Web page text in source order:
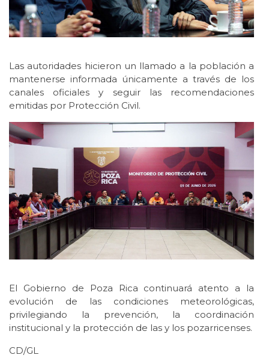
Las autoridades hicieron un llamado a la población a
mantenerse informada únicamente a través de los
canales oficiales y seguir las recomendaciones
emitidas por Protección Civil.
El Gobierno de Poza Rica continuará atento a la
evolución de las condiciones meteorológicas,
privilegiando la prevención, la coordinación
institucional y la protección de las y los pozarricenses.
CD/GL